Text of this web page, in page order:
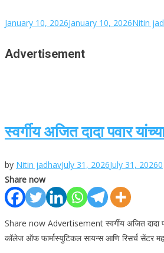
January 10, 2026January 10, 2026Nitin
Advertisement
स्वर्गीय अजित दादा पवार
by Nitin jadhavJuly 31, 2026July 31, 20260
Share now
Share now Advertisement स्वर्गीय अजित दादा
कॉलेज ऑफ फार्मास्युटिकल सायन्स आणि रिसर्च सेंटर